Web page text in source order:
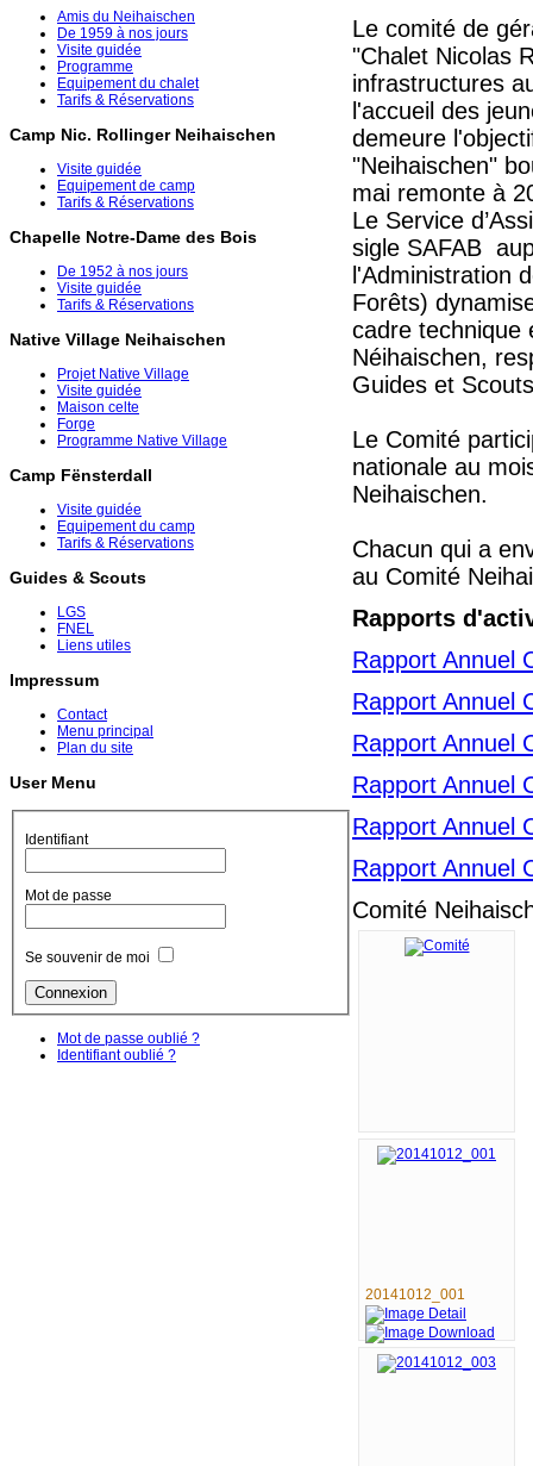
Amis du Neihaischen
De 1959 à nos jours
Visite guidée
Programme
Equipement du chalet
Tarifs & Réservations
Camp Nic. Rollinger Neihaischen
Visite guidée
Equipement de camp
Tarifs & Réservations
Chapelle Notre-Dame des Bois
De 1952 à nos jours
Visite guidée
Tarifs & Réservations
Native Village Neihaischen
Projet Native Village
Visite guidée
Maison celte
Forge
Programme Native Village
Camp Fënsterdall
Visite guidée
Equipement du camp
Tarifs & Réservations
Guides & Scouts
LGS
FNEL
Liens utiles
Impressum
Contact
Menu principal
Plan du site
User Menu
Identifiant
Mot de passe
Se souvenir de moi
Mot de passe oublié ?
Identifiant oublié ?
Le comité de
"Chalet Nicolas
infrastructures
l'accueil des
demeure
"Neihaischen"
mai remonte à
Le Service
sigle SAFAB
l'Administration
Forêts)
cadre
Néihaischen,
Guides et
Le Comité
nationale au
Neihaischen.
Chacun qui a
au Comité
Rapports
Rapport Annuel
Rapport Annuel
Rapport Annuel
Rapport Annuel
Rapport Annuel
Rapport Annuel
Comité
20141012_001